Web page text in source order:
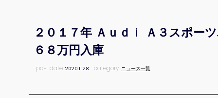
２０１７年 Ａｕｄｉ Ａ３スポ
６８万円入庫
post date:2020.11.28 category: ニュース一覧